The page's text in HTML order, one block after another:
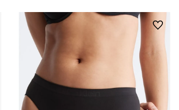
y para garantizar el bienestar de
clientes, no aceptamos
en ropa interior y trajes de